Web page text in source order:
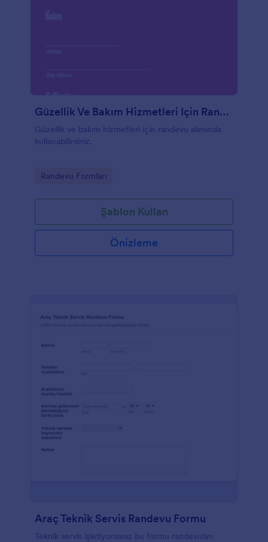
Güzellik Ve Bakım Hizmetleri Için Randevu Alma Formu
Güzellik ve bakım hizmetleri için randevu alımında
kullanabilirsiniz.
Go to Category:
Randevu Formları
Şablon Kullan
Önizleme
Araç Teknik Servis Randevu Formu
Teknik servis işletiyorsanız bu formu randevuları